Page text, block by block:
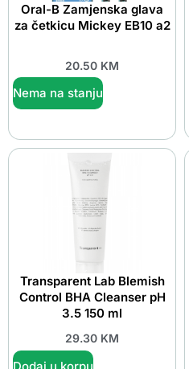
Oral-B Zamjenska glava
za četkicu Mickey EB10 a2
20.50 KM
Nema na stanju
Transparent Lab Blemish
Control BHA Cleanser pH
3.5 150 ml
29.30 KM
Dodaj u korpu